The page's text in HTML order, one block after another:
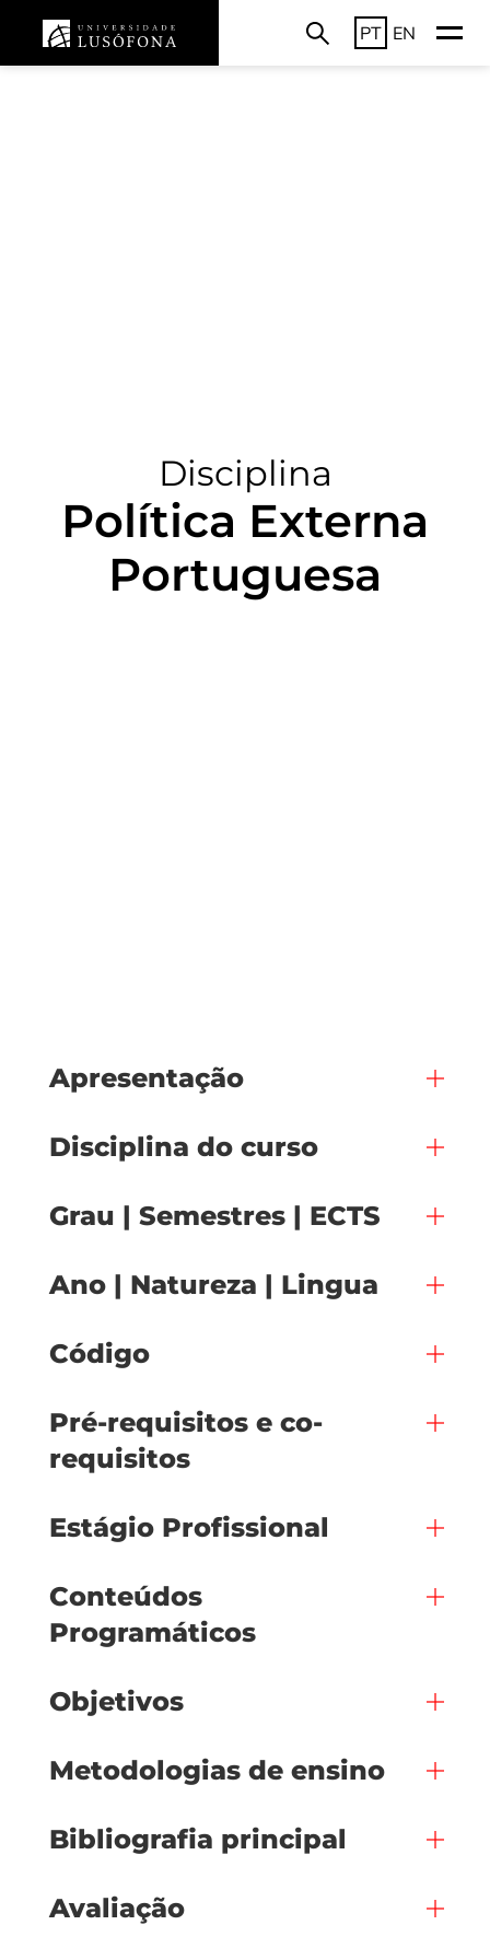
PT EN
Disciplina
Política Externa
Portuguesa
Apresentação
Disciplina do curso
Grau | Semestres | ECTS
Ano | Natureza | Lingua
Código
Pré-requisitos e co-
requisitos
Estágio Profissional
Conteúdos
Programáticos
Objetivos
Metodologias de ensino
Bibliografia principal
Avaliação